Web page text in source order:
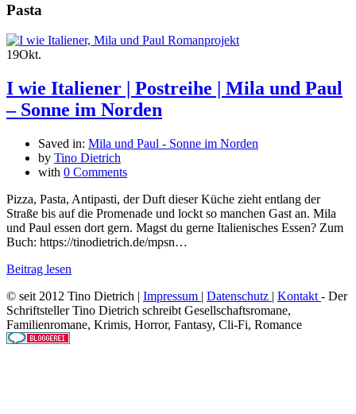
Pasta
19Okt.
I wie Italiener | Postreihe | Mila und Paul
– Sonne im Norden
Saved in: Mila und Paul - Sonne im Norden
by Tino Dietrich
with 0 Comments
Pizza, Pasta, Antipasti, der Duft dieser Küche zieht entlang der
Straße bis auf die Promenade und lockt so manchen Gast an. Mila
und Paul essen dort gern. Magst du gerne Italienisches Essen? Zum
Buch: https://tinodietrich.de/mpsn…
Beitrag lesen
© seit 2012 Tino Dietrich | Impressum | Datenschutz | Kontakt - Der
Schriftsteller Tino Dietrich schreibt Gesellschaftsromane,
Familienromane, Krimis, Horror, Fantasy, Cli-Fi, Romance